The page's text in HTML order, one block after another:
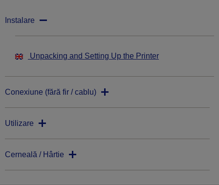
Instalare
Unpacking and Setting Up the Printer
Conexiune (fără fir / cablu)
Utilizare
Cerneală / Hârtie